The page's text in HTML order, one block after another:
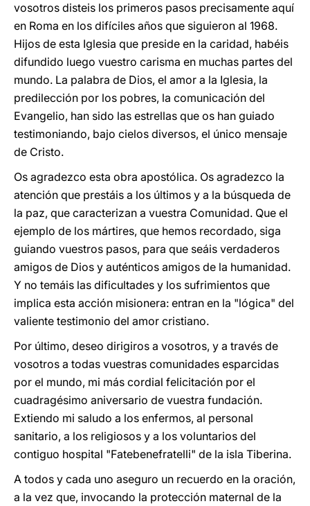
vosotros disteis los primeros pasos precisamente aquí
en Roma en los difíciles años que siguieron al 1968.
Hijos de esta Iglesia que preside en la caridad, habéis
difundido luego vuestro carisma en muchas partes del
mundo. La palabra de Dios, el amor a la Iglesia, la
predilección por los pobres, la comunicación del
Evangelio, han sido las estrellas que os han guiado
testimoniando, bajo cielos diversos, el único mensaje
de Cristo.
Os agradezco esta obra apostólica. Os agradezco la
atención que prestáis a los últimos y a la búsqueda de
la paz, que caracterizan a vuestra Comunidad. Que el
ejemplo de los mártires, que hemos recordado, siga
guiando vuestros pasos, para que seáis verdaderos
amigos de Dios y auténticos amigos de la humanidad.
Y no temáis las dificultades y los sufrimientos que
implica esta acción misionera: entran en la "lógica" del
valiente testimonio del amor cristiano.
Por último, deseo dirigiros a vosotros, y a través de
vosotros a todas vuestras comunidades esparcidas
por el mundo, mi más cordial felicitación por el
cuadragésimo aniversario de vuestra fundación.
Extiendo mi saludo a los enfermos, al personal
sanitario, a los religiosos y a los voluntarios del
contiguo hospital "Fatebenefratelli" de la isla Tiberina.
A todos y cada uno aseguro un recuerdo en la oración,
a la vez que, invocando la protección maternal de la